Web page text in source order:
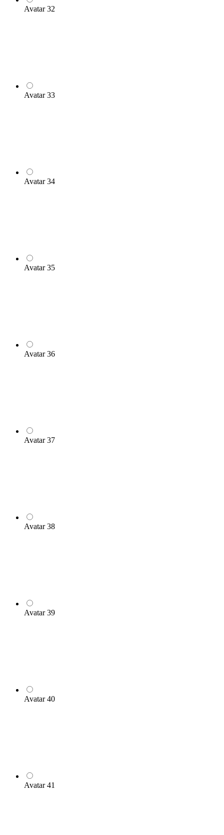
Avatar 32
Avatar 33
Avatar 34
Avatar 35
Avatar 36
Avatar 37
Avatar 38
Avatar 39
Avatar 40
Avatar 41